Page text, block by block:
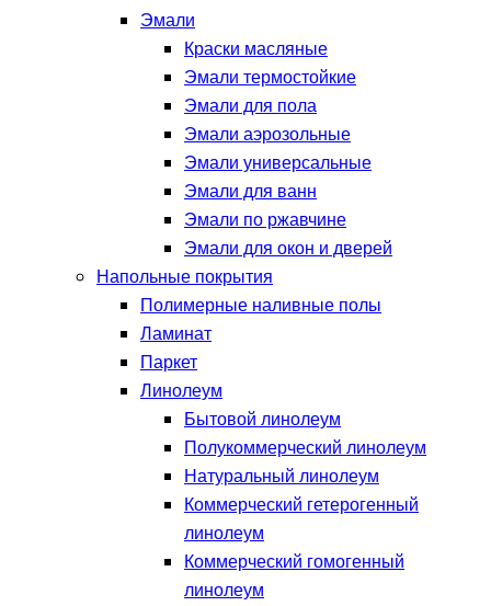
Эмали
Краски масляные
Эмали термостойкие
Эмали для пола
Эмали аэрозольные
Эмали универсальные
Эмали для ванн
Эмали по ржавчине
Эмали для окон и дверей
Напольные покрытия
Полимерные наливные полы
Ламинат
Паркет
Линолеум
Бытовой линолеум
Полукоммерческий линолеум
Натуральный линолеум
Коммерческий гетерогенный
линолеум
Коммерческий гомогенный
линолеум